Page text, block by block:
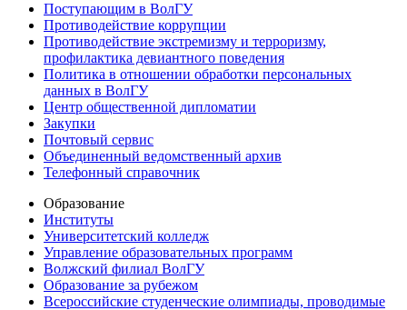
Поступающим в ВолГУ
Противодействие коррупции
Противодействие экстремизму и терроризму,
профилактика девиантного поведения
Политика в отношении обработки персональных
данных в ВолГУ
Центр общественной дипломатии
Закупки
Почтовый сервис
Объединенный ведомственный архив
Телефонный справочник
Образование
Институты
Университетский колледж
Управление образовательных программ
Волжский филиал ВолГУ
Образование за рубежом
Всероссийские студенческие олимпиады, проводимые